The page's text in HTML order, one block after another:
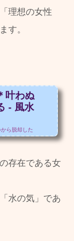
理想の女性
す。
叶わぬ
- 風水
ら脱却した
貴女に、今日
切にされてい
存在である女
水の気」であ